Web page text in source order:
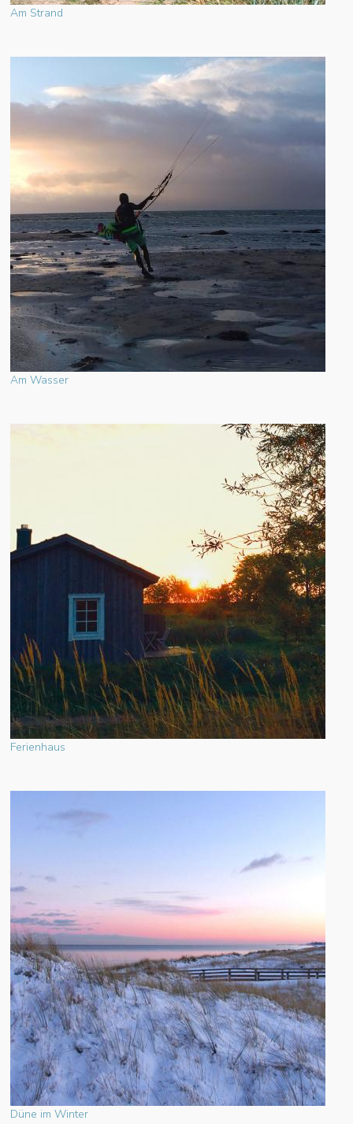
Am Strand
Am Wasser
Ferienhaus
Düne im Winter